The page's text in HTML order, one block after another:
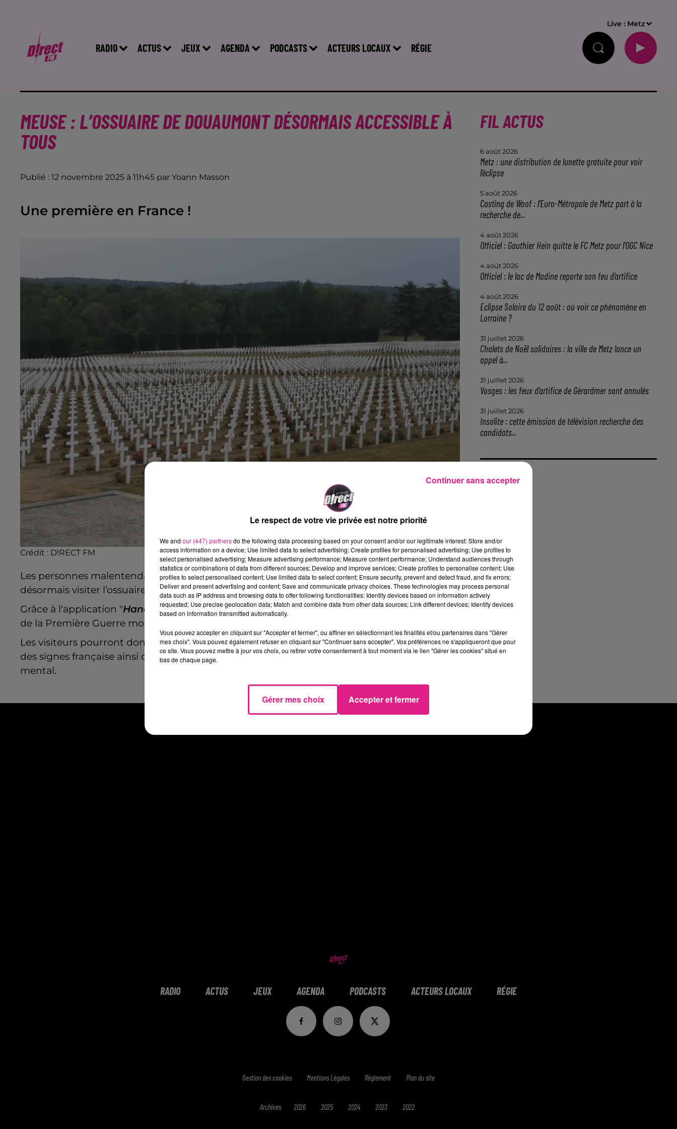
RADIO ACTUS JEUX AGENDA PODCASTS ACTEURS LOCAUX RÉGIE
Live : Metz
MEUSE : L’OSSUAIRE DE DOUAUMONT DÉSORMAIS ACCESSIBLE À
TOUS
Publié : 12 novembre 2025 à 11h45 par Yoann Masson
Une première en France !
Crédit : D!RECT FM
Les personnes malentendantes, malvoyantes ou en situation de handicap peuvent
désormais visiter l’ossuaire deDouaumont(Meuse).
Grâce à l'application "Handivisites" créée par l'association "Accesens", ce lieu de mémoire
de la Première Guerre mondiale propose un parcours totalement inclusif.
Les visiteurs pourront donc bénéficier d'audiodescriptions, de plusieurs vidéos en langue
des signes française ainsi que des livrets adaptés aux personnes présentant un handicap
mental.
FIL ACTUS
6 août 2026
Metz : une distribution de lunette gratuite pour voir
l’éclipse
5 août 2026
Casting de Woof : l'Euro-Métropole de Metz part à la
recherche de...
4 août 2026
Officiel : Gauthier Hein quitte le FC Metz pour l'OGC Nice
4 août 2026
Officiel : le lac de Madine reporte son feu d’artifice
4 août 2026
Eclipse Solaire du 12 août : où voir ce phénomène en
Lorraine ?
31 juillet 2026
Chalets de Noël solidaires : la ville de Metz lance un
appel à...
31 juillet 2026
Vosges : les feux d’artifice de Gérardmer sont annulés
31 juillet 2026
Insolite : cette émission de télévision recherche des
candidats...
RADIO ACTUS JEUX AGENDA PODCASTS ACTEURS LOCAUX RÉGIE
Gestion des cookies Mentions Légales Réglement Plan du site
Archives 2026 2025 2024 2023 2022
Le respect de votre vie privée est notre priorité
We and our (447) partnersdo the following data processing based on your consent and/or our legitimate interest: Store and/or
access information on a device; Use limited data to select advertising; Create profiles for personalised advertising; Use profiles to
select personalised advertising; Measure advertising performance; Measure content performance; Understand audiences through
statistics or combinations of data from different sources; Develop and improve services; Create profiles to personalise content; Use
profiles to select personalised content; Use limited data to select content; Ensure security, prevent and detect fraud, and fix errors;
Deliver and present advertising and content; Save and communicate privacy choices. These technologies may process personal
data such as IP address and browsing data to offer following functionalities: Identify devices based on information actively
requested; Use precise geolocation data; Match and combine data from other data sources; Link different devices; Identify devices
based on information transmitted automatically.
Vous pouvez accepter en cliquant sur "Accepter et fermer", ou affiner en sélectionnant les finalités et/ou partenaires dans "Gérer
mes choix". Vous pouvez également refuser en cliquant sur "Continuer sans accepter". Vos préférences ne s'appliqueront que pour
ce site. Vous pouvez mettre à jour vos choix, ou retirer votre consentement à tout moment via le lien "Gérer les cookies" situé en
bas de chaque page.
Gérer mes choix Accepter et fermer
Continuer sans accepter